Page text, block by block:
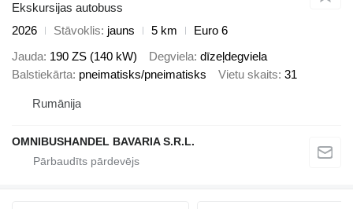
Ekskursijas autobuss
2026
Stāvoklis jauns 5 km
Euro 6
Jauda 190 ZS (140 kW) Degviela dīzeļdegviela
Balstiekārta pneimatisks/pneimatisks Vietu skaits 31
Rumānija
OMNIBUSHANDEL BAVARIA S.R.L.